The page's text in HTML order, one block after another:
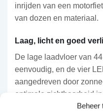
Beheer
inrijden van een
van dozen en materiaal.
Laag, licht en goed
De lage laadvloer van
eenvoudig, en de vier
aangedreven door
optimale zichtbaarheid
accu te belasten. De